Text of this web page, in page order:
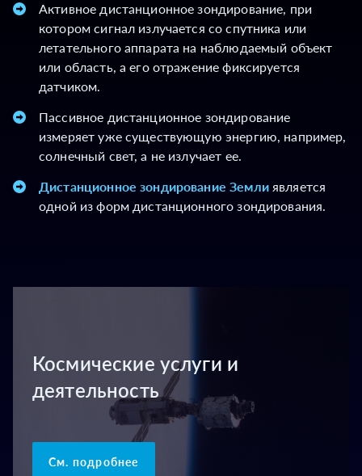
Активное дистанционное зондирование, при
котором сигнал излучается со спутника или
летательного аппарата на наблюдаемый объект
или область, а его отражение фиксируется
датчиком.
Пассивное дистанционное зондирование
измеряет уже существующую энергию, например,
солнечный свет, а не излучает ее.
Дистанционное зондирование Землиявляется
одной из форм дистанционного зондирования.
Космические услуги и
деятельность
См. подробнее